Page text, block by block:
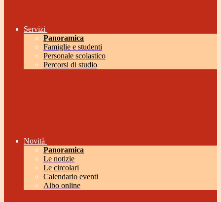
Servizi
Panoramica
Famiglie e studenti
Personale scolastico
Percorsi di studio
Novità
Panoramica
Le notizie
Le circolari
Calendario eventi
Albo online